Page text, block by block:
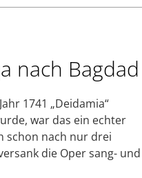
nach Bagdad
1741 „Deidamia“
war das ein echter
schon nach nur drei
die Oper sang- und